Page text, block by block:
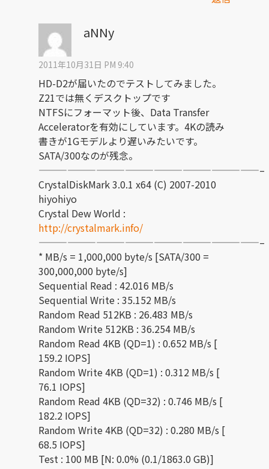
aNNy
2011年10月31日 PM 9:40
HD-D2が届いたのでテストしてみました。
Z21では無くデスクトップです
NTFSにフォーマット後、Data Transfer
Acceleratorを有効にしています。4Kの読み
書きが1Gモデルより遅いみたいです。
SATA/300なのが残念。
———————————————————————–
CrystalDiskMark 3.0.1 x64 (C) 2007-2010
hiyohiyo
Crystal Dew World :
http://crystalmark.info/
———————————————————————–
* MB/s = 1,000,000 byte/s [SATA/300 =
300,000,000 byte/s]
Sequential Read : 42.016 MB/s
Sequential Write : 35.152 MB/s
Random Read 512KB : 26.483 MB/s
Random Write 512KB : 36.254 MB/s
Random Read 4KB (QD=1) : 0.652 MB/s [
159.2 IOPS]
Random Write 4KB (QD=1) : 0.312 MB/s [
76.1 IOPS]
Random Read 4KB (QD=32) : 0.746 MB/s [
182.2 IOPS]
Random Write 4KB (QD=32) : 0.280 MB/s [
68.5 IOPS]
Test : 100 MB [N: 0.0% (0.1/1863.0 GB)]